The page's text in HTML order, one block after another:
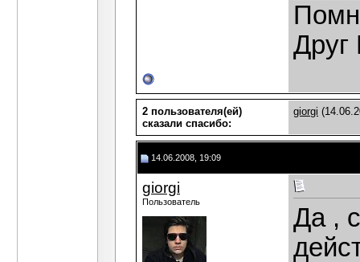
Друг
2 пользователя(ей)
сказали cпасибо:
giorgi
14.06.2008, 19:09
giorgi
Пользователь
Да ,